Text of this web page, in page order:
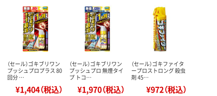
（セール）ゴキブリワン
プッシュプロプラス 80
回分 …
¥1,404（税込）
（セール）ゴキブリワン
プッシュプロ 無煙タイ
プ トコ…
¥1,970（税込）
（セール）ゴキファイタ
ープロストロング 殺虫
剤 45…
¥972（税込）